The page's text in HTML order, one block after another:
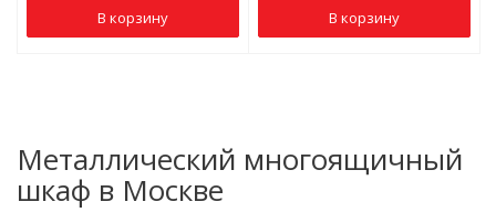
В корзину В корзину
Металлический многоящичный
шкаф в Москве